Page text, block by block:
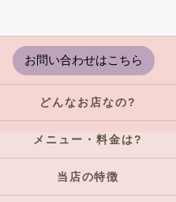
お問い合わせはこちら
どんなお店なの?
メニュー・料金は?
当店の特徴